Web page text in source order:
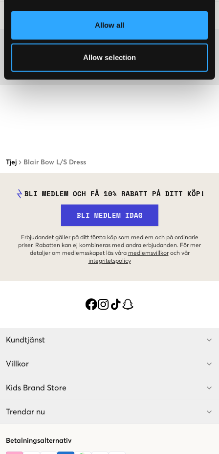
Allow all
Allow selection
Tjej Blair Bow L/S Dress
Tvättråd
Mer information om tvättråd
Material
BLI MEDLEM OCH FÅ 10% RABATT PÅ DITT KÖP!
BLI MEDLEM IDAG
Erbjudandet gäller på ditt första köp som medlem och på ordinarie
priser. Rabatten kan ej kombineras med andra erbjudanden. För mer
detaljer om medlemsskapet läs våra medlemsvillkor och vår
integritetspolicy
Kundtjänst
Villkor
Kids Brand Store
Trendar nu
Betalningsalternativ